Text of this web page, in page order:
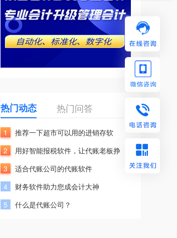
热门动态 热门问答
1
推荐一下超市可以用的进销存软
2
用好智能报税软件，让代账老板挣
3
适合代账公司的代账软件
4
财务软件助力您成会计大神
5
什么是代账公司？